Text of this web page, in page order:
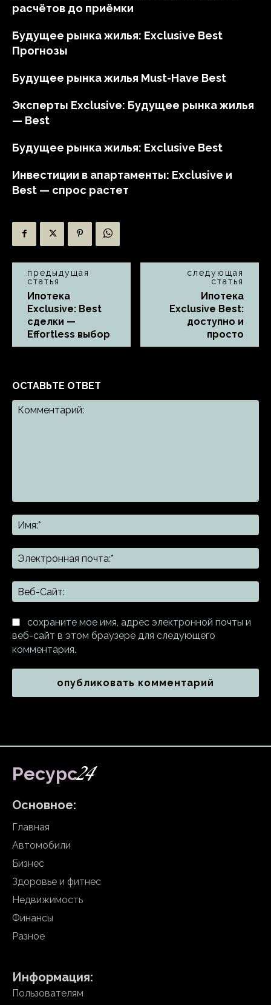
расчётов до приёмки
Будущее рынка жилья: Exclusive Best
Прогнозы
Будущее рынка жилья Must-Have Best
Эксперты Exclusive: Будущее рынка жилья
— Best
Будущее рынка жилья: Exclusive Best
Инвестиции в апартаменты: Exclusive и
Best — спрос растет
предыдущая
статья
Ипотека
Exclusive: Best
сделки —
Effortless выбор
следующая
статья
Ипотека
Exclusive Best:
доступно и
просто
ОСТАВЬТЕ ОТВЕТ
сохраните мое имя, адрес электронной почты и
веб-сайт в этом браузере для следующего
комментария.
Ресурс24
Основное:
Главная
Автомобили
Бизнес
Здоровье и фитнес
Недвижимость
Финансы
Разное
Информация:
Пользователям